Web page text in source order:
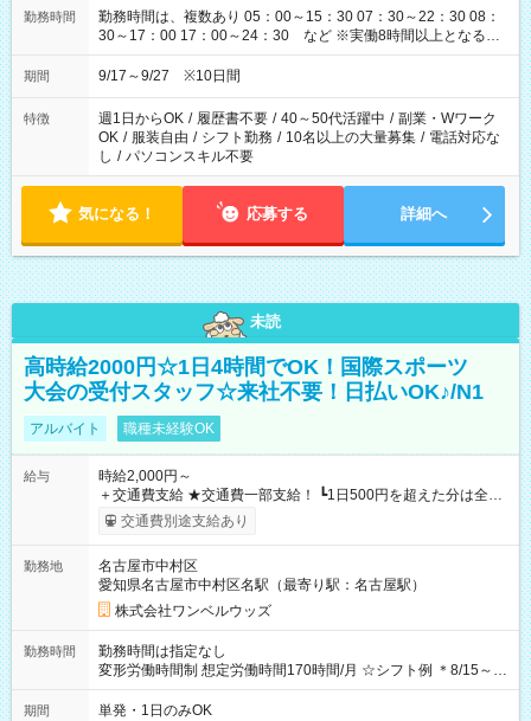
勤務時間
勤務時間は、複数あり 05：00～15：30 07：30～22：30 08：
30～17：00 17：00～24：30 など ※実働8時間以上となる勤
務もあります。 【休憩】60分+他休憩あり 交替で取得します。
安全面に配慮しこまめな休憩があります。
期間 9/17～9/27 ※10日間
特徴 週1日からOK / 履歴書不要 / 40～50代活躍中 / 副業・Wワーク
OK / 服装自由 / シフト勤務 / 10名以上の大量募集 / 電話対応な
し / パソコンスキル不要
気になる！ 応募する 詳細へ
未読
高時給2000円☆1日4時間でOK！国際スポーツ
大会の受付スタッフ☆来社不要！日払いOK♪/N1
アルバイト 職種未経験OK
給与
時給2,000円～
＋交通費支給 ★交通費一部支給！ ┗1日500円を超えた分は全額
支給！ ※往復500円以内の方は自己負担となります ★日払い
OK！（規定あり） ┗働いたその日に現金GET♪ お仕事後はコン
期間なし
交通費別途支給あり
勤務地
名古屋市中村区
愛知県名古屋市中村区名駅（最寄り駅：名古屋駅）
株式会社ワンベルウッズ
勤務時間
勤務時間は指定なし
変形労働時間制 想定労働時間170時間/月 ☆シフト例 ＊8/15～
10/26 全日共通 08：00～12：00 17：00～21：00 ＊8/31
～9/19のみ下記シフトもあります！ 12：00～16：00 ＊9/6～
期間 単発・1日のみOK